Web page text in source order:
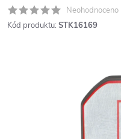
Neohodnoceno
Kód produktu: STK16169